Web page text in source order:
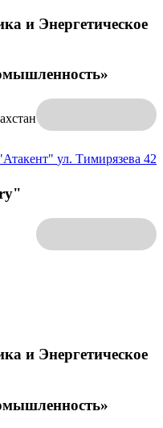
и Энергетическое
ул. Тимирязева 42
и Энергетическое